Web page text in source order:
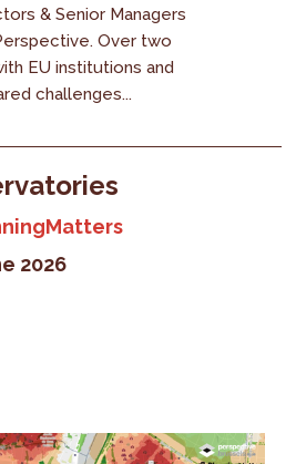
& Senior Managers
Over two
EU institutions and
challenges...
2026